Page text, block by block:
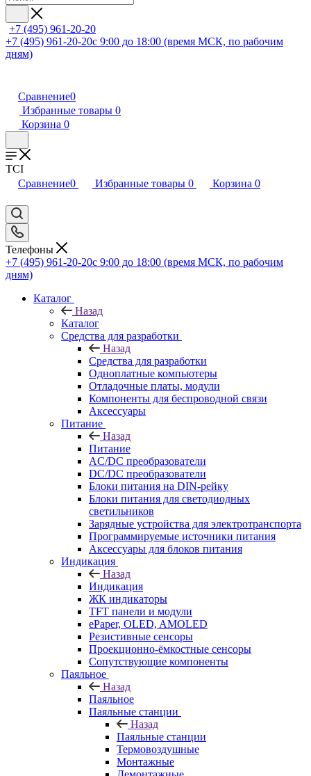
+7 (495) 961-20-20
+7 (495) 961-20-20с 9:00 до 18:00 (время МСК, по рабочим
дням)
Сравнение0
Избранные товары 0
Корзина 0
TCI
Сравнение0 Избранные товары 0 Корзина 0
Телефоны
+7 (495) 961-20-20с 9:00 до 18:00 (время МСК, по рабочим
дням)
Каталог
Назад
Каталог
Средства для разработки
Назад
Средства для разработки
Одноплатные компьютеры
Отладочные платы, модули
Компоненты для беспроводной связи
Аксессуары
Питание
Назад
Питание
AC/DC преобразователи
DC/DC преобразователи
Блоки питания на DIN-рейку
Блоки питания для светодиодных
светильников
Зарядные устройства для электротранспорта
Программируемые источники питания
Аксессуары для блоков питания
Индикация
Назад
Индикация
ЖК индикаторы
TFT панели и модули
ePaper, OLED, AMOLED
Резистивные сенсоры
Проекционно-ёмкостные сенсоры
Сопутствующие компоненты
Паяльное
Назад
Паяльное
Паяльные станции
Назад
Паяльные станции
Термовоздушные
Монтажные